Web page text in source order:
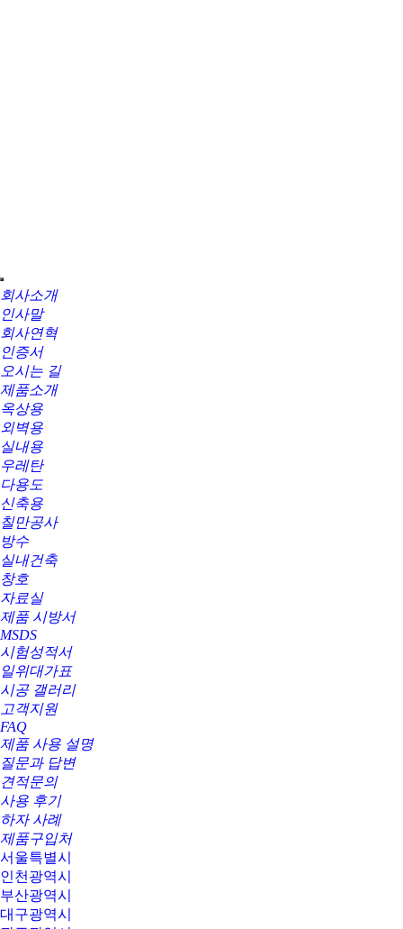
회사소개
인사말
회사연혁
인증서
오시는 길
제품소개
옥상용
외벽용
실내용
우레탄
다용도
신축용
칠만공사
방수
실내건축
창호
자료실
제품 시방서
MSDS
시험성적서
일위대가표
시공 갤러리
고객지원
FAQ
제품 사용 설명
질문과 답변
견적문의
사용 후기
하자 사례
제품구입처
서울특별시
인천광역시
부산광역시
대구광역시